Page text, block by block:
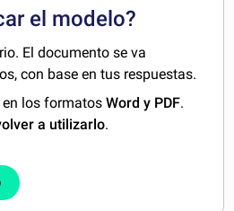
el modelo?
El documento se va
con base en tus respuestas.
en los formatosWord y PDF.
a utilizarlo.